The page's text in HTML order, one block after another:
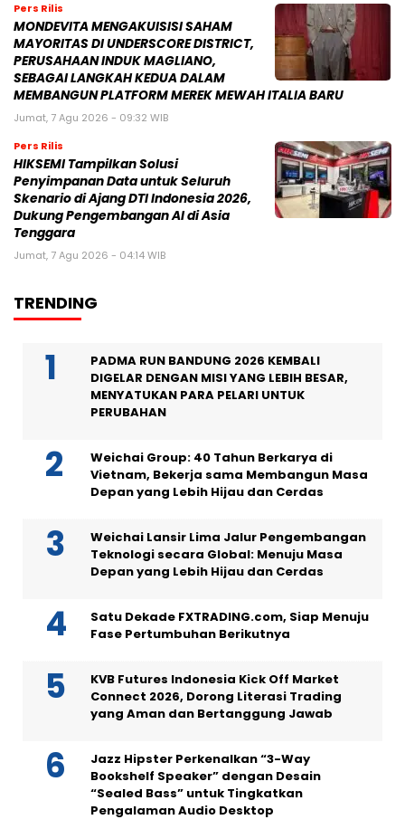
Pers Rilis
MONDEVITA MENGAKUISISI SAHAM
MAYORITAS DI UNDERSCORE DISTRICT,
PERUSAHAAN INDUK MAGLIANO,
SEBAGAI LANGKAH KEDUA DALAM
MEMBANGUN PLATFORM MEREK MEWAH ITALIA BARU
Jumat, 7 Agu 2026 - 09:32 WIB
Pers Rilis
HIKSEMI Tampilkan Solusi
Penyimpanan Data untuk Seluruh
Skenario di Ajang DTI Indonesia 2026,
Dukung Pengembangan AI di Asia
Tenggara
Jumat, 7 Agu 2026 - 04:14 WIB
TRENDING
PADMA RUN BANDUNG 2026 KEMBALI
DIGELAR DENGAN MISI YANG LEBIH BESAR,
MENYATUKAN PARA PELARI UNTUK
PERUBAHAN
Weichai Group: 40 Tahun Berkarya di
Vietnam, Bekerja sama Membangun Masa
Depan yang Lebih Hijau dan Cerdas
Weichai Lansir Lima Jalur Pengembangan
Teknologi secara Global: Menuju Masa
Depan yang Lebih Hijau dan Cerdas
Satu Dekade FXTRADING.com, Siap Menuju
Fase Pertumbuhan Berikutnya
KVB Futures Indonesia Kick Off Market
Connect 2026, Dorong Literasi Trading
yang Aman dan Bertanggung Jawab
Jazz Hipster Perkenalkan “3-Way
Bookshelf Speaker” dengan Desain
“Sealed Bass” untuk Tingkatkan
Pengalaman Audio Desktop